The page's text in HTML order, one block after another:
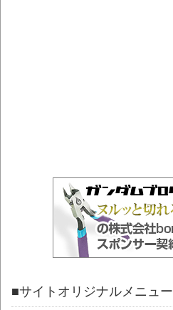
■サイトオリジナルメニュー